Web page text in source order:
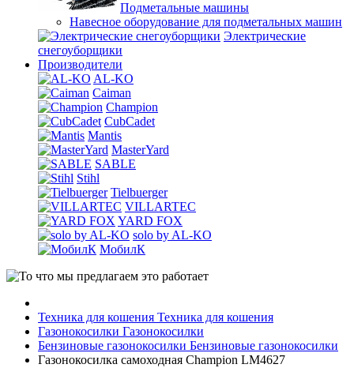
Подметальные машины
Навесное оборудование для подметальных машин
Электрические
снегоуборщики
Производители
AL-KO
Caiman
Champion
CubCadet
Mantis
MasterYard
SABLE
Stihl
Tielbuerger
VILLARTEC
YARD FOX
solo by AL-KO
МобилК
Техника для кошения Техника для кошения
Газонокосилки Газонокосилки
Бензиновые газонокосилки Бензиновые газонокосилки
Газонокосилка самоходная Champion LM4627